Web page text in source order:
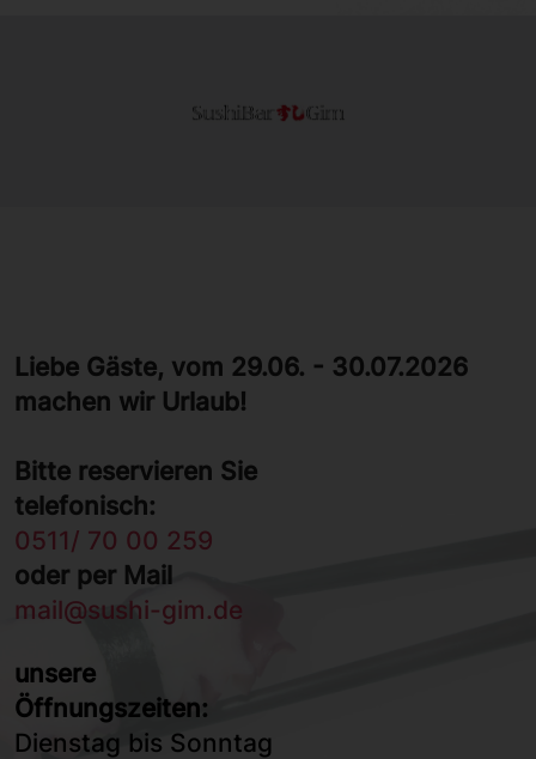
Liebe Gäste, vom 29.06. - 30.07.2026
machen wir Urlaub!
Bitte reservieren Sie
telefonisch:
0511/ 70 00 259
oder per Mail
mail@sushi-gim.de
unsere
Öffnungszeiten:
Dienstag bis Sonntag